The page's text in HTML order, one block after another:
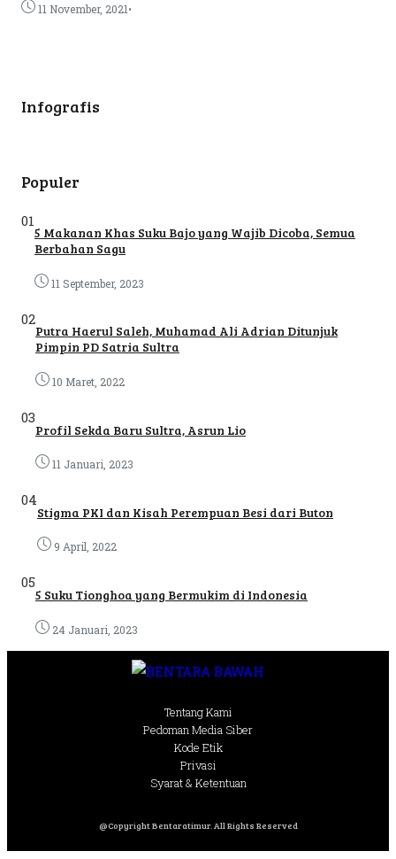
11 November, 2021•
Infografis
Populer
01
5 Makanan Khas Suku Bajo yang Wajib Dicoba, Semua
Berbahan Sagu
11 September, 2023
02
Putra Haerul Saleh, Muhamad Ali Adrian Ditunjuk
Pimpin PD Satria Sultra
10 Maret, 2022
03
Profil Sekda Baru Sultra, Asrun Lio
11 Januari, 2023
04
Stigma PKI dan Kisah Perempuan Besi dari Buton
9 April, 2022
05
5 Suku Tionghoa yang Bermukim di Indonesia
24 Januari, 2023
Tentang Kami
Pedoman Media Siber
Kode Etik
Privasi
Syarat & Ketentuan
@Copyright Bentaratimur. All Rights Reserved